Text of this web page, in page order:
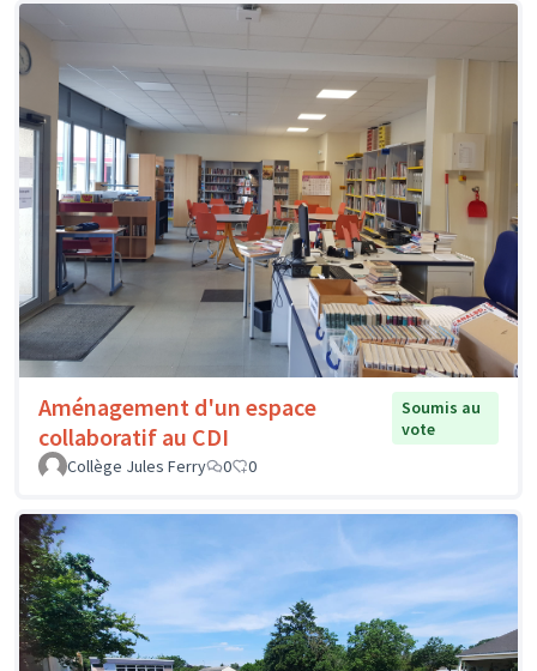
Aménagement d'un espace
collaboratif au CDI
Soumis au
vote
Collège Jules Ferry
0 0